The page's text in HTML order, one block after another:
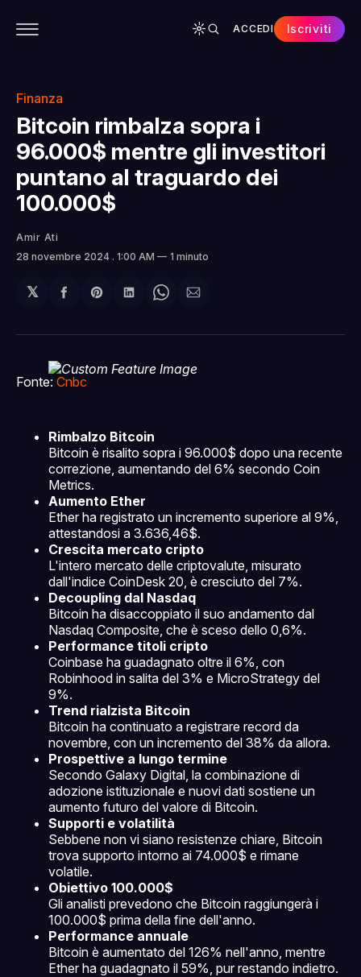
ACCEDI Iscriviti
Finanza
Bitcoin rimbalza sopra i
96.000$ mentre gli investitori
puntano al traguardo dei
100.000$
Amir Ati
28 novembre 2024 . 1:00 AM 1 minuto
𝕏
Condividi
Facebook
Share
Pinterest
Condividi
LinkedIn
Share
WhatsApp
Condividi
email
Fonte: Cnbc
Rimbalzo Bitcoin
Bitcoin è risalito sopra i 96.000$ dopo una recente
correzione, aumentando del 6% secondo Coin
Metrics.
Aumento Ether
Ether ha registrato un incremento superiore al 9%,
attestandosi a 3.636,46$.
Crescita mercato cripto
L'intero mercato delle criptovalute, misurato
dall'indice CoinDesk 20, è cresciuto del 7%.
Decoupling dal Nasdaq
Bitcoin ha disaccoppiato il suo andamento dal
Nasdaq Composite, che è sceso dello 0,6%.
Performance titoli cripto
Coinbase ha guadagnato oltre il 6%, con
Robinhood in salita del 3% e MicroStrategy del
9%.
Trend rialzista Bitcoin
Bitcoin ha continuato a registrare record da
novembre, con un incremento del 38% da allora.
Prospettive a lungo termine
Secondo Galaxy Digital, la combinazione di
adozione istituzionale e nuovi dati sostiene un
aumento futuro del valore di Bitcoin.
Supporti e volatilità
Sebbene non vi siano resistenze chiare, Bitcoin
trova supporto intorno ai 74.000$ e rimane
volatile.
Obiettivo 100.000$
Gli analisti prevedono che Bitcoin raggiungerà i
100.000$ prima della fine dell'anno.
Performance annuale
Bitcoin è aumentato del 126% nell'anno, mentre
Ether ha guadagnato il 59%, pur restando indietro.